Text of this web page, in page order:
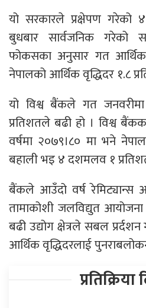
यो सरकारले प्रक्षेपण गरेको
बुधबार सार्वजनिक गरेको
फोकसका अनुसार गत
नेपालको आर्थिक वृद्धिदर १.८
यो विश्व बैंकले गत जनवरीमा
प्रतिशतले बढी हो । विश्व
वर्षमा २०७९।८० मा भने
बहाली भइ ४ दशमलव १
बैंकले आउँदो वर्ष रेमिट्यान्स
तामाकोशी जलविद्युत
बढी उद्योग क्षेत्रले सबल
आर्थिक वृद्धिदरलाई